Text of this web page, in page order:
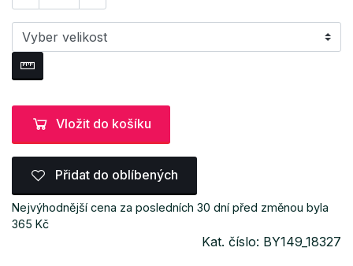
Vložit do košíku
Přidat do oblíbených
Nejvýhodnější cena za posledních 30 dní před změnou byla
365 Kč
Kat. číslo: BY149_18327